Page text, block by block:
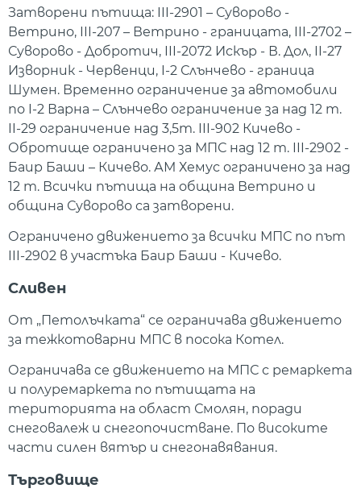
Затворени пътища: III-2901 – Суворово -
Ветрино, III-207 – Ветрино - границата, III-2702 –
Суворово - Добротич, III-2072 Искър - В. Дол, II-27
Изворник - Червенци, I-2 Слънчево - граница
Шумен. Временно ограничение за автомобили
по I-2 Варна – Слънчево ограничение за над 12 т.
II-29 ограничение над 3,5т. III-902 Кичево -
Обротище ограничено за МПС над 12 т. III-2902 -
Баир Баши – Кичево. АМ Хемус ограничено за над
12 т. Всички пътища на община Ветрино и
община Суворово са затворени.
Ограничено движението за всички МПС по път
III-2902 в участъка Баир Баши - Кичево.
Сливен
От „Петолъчката“ се ограничава движението
за тежкотоварни МПС в посока Котел.
Ограничава се движението на МПС с ремаркета
и полуремаркета по пътищата на
територията на област Смолян, поради
снеговалеж и снегопочистване. По високите
части силен вятър и снегонавявания.
Търговище